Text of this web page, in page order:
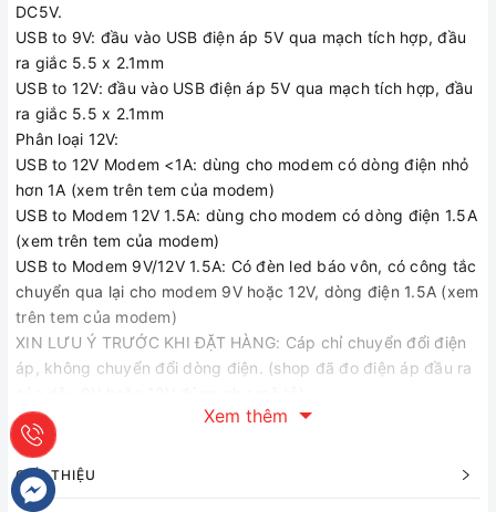
DC5V.
USB to 9V: đầu vào USB điện áp 5V qua mạch tích hợp, đầu
ra giắc 5.5 x 2.1mm
USB to 12V: đầu vào USB điện áp 5V qua mạch tích hợp, đầu
ra giắc 5.5 x 2.1mm
Phân loại 12V:
USB to 12V Modem <1A: dùng cho modem có dòng điện nhỏ
hơn 1A (xem trên tem của modem)
USB to Modem 12V 1.5A: dùng cho modem có dòng điện 1.5A
(xem trên tem của modem)
USB to Modem 9V/12V 1.5A: Có đèn led báo vôn, có công tắc
chuyển qua lại cho modem 9V hoặc 12V, dòng điện 1.5A (xem
trên tem của modem)
XIN LƯU Ý TRƯỚC KHI ĐẶT HÀNG: Cáp chỉ chuyển đổi điện
áp, không chuyển đổi dòng điện. (shop đã đo điện áp đầu ra
Thông số kỹ thuật của đầu ra giắc DC: đường kính ngoài là
5,5mm, đường kính lỗ trong 2.1mm.
Cáp sạc chuyển đổi điện áp (Converter) có đầu cắm vào
dạng cổng USB 5V DC sang 5V/9V/12V DC, đầu ra cổng tròn
Xem thêm
GIỚI THIỆU